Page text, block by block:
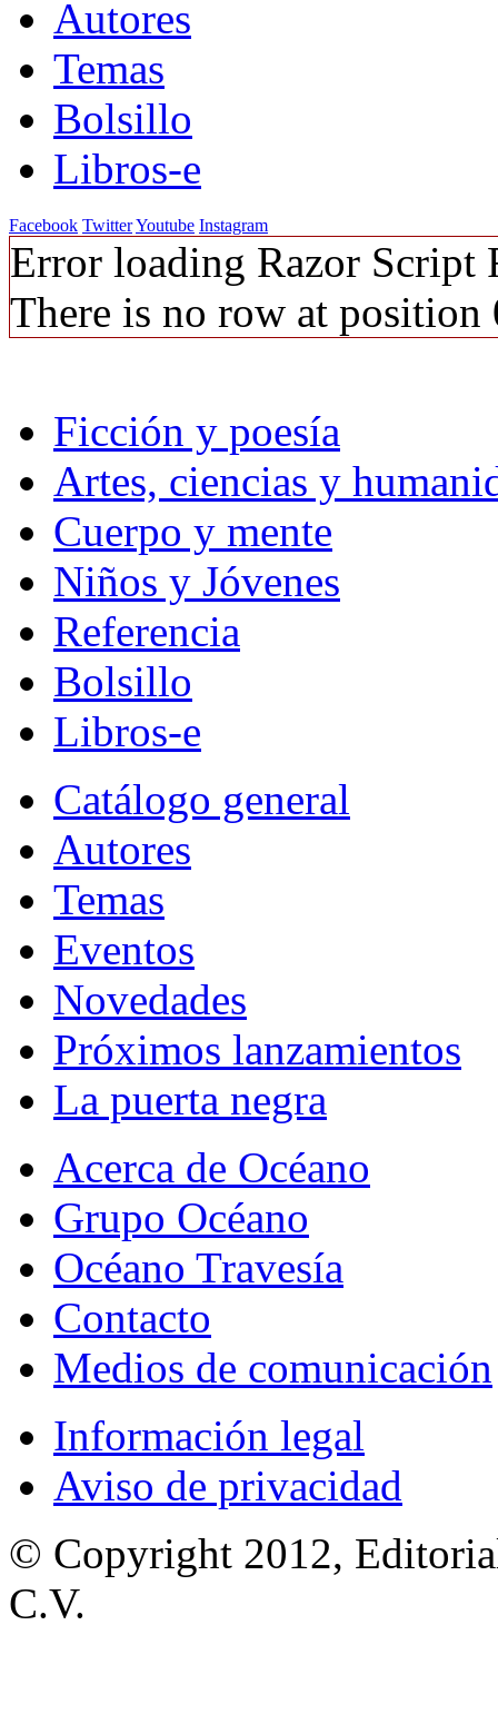
Autores
Temas
Bolsillo
Libros-e
Facebook TwitterYoutube Instagram
Error loading Razor Script
There is no row at position
Ficción y poesía
Artes, ciencias y
Cuerpo y mente
Niños y Jóvenes
Referencia
Bolsillo
Libros-e
Catálogo general
Autores
Temas
Eventos
Novedades
Próximos lanzamientos
La puerta negra
Acerca de Océano
Grupo Océano
Océano Travesía
Contacto
Medios de comunicación
Información legal
Aviso de privacidad
© Copyright 2012,
C.V.